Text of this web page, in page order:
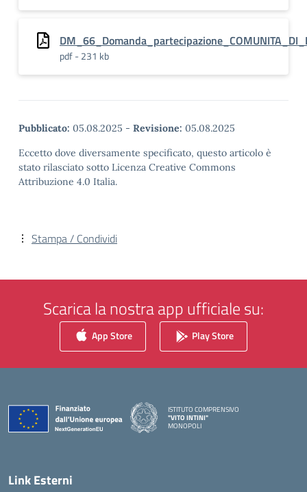
pdf - 231 kb
Pubblicato: 05.08.2025 - Revisione: 05.08.2025
Eccetto dove diversamente specificato, questo articolo è
stato rilasciato sotto Licenza Creative Commons
Attribuzione 4.0 Italia.
Stampa / Condividi
Scarica la nostra app ufficiale su:
App Store Play Store
ISTITUTO COMPRENSIVO
"VITO INTINI"
MONOPOLI
Link Esterni